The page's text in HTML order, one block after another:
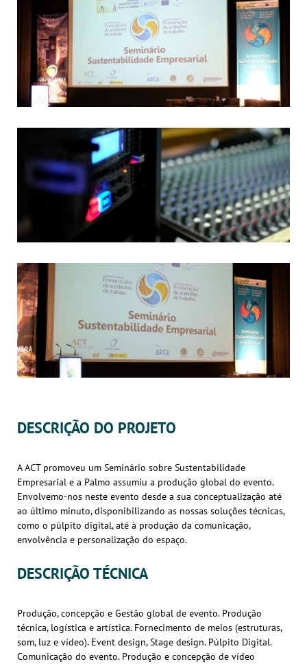
DESCRIÇÃO DO PROJETO
A ACT promoveu um Seminário sobre Sustentabilidade
Empresarial e a Palmo assumiu a produção global do evento.
Envolvemo-nos neste evento desde a sua conceptualização até
ao último minuto, disponibilizando as nossas soluções técnicas,
como o púlpito digital, até à produção da comunicação,
envolvência e personalização do espaço.
DESCRIÇÃO TÉCNICA
Produção, concepção e Gestão global de evento. Produção
técnica, logística e artística. Fornecimento de meios (estruturas,
som, luz e vídeo). Event design, Stage design. Púlpito Digital.
Comunicação do evento. Produção e concepção de vídeo